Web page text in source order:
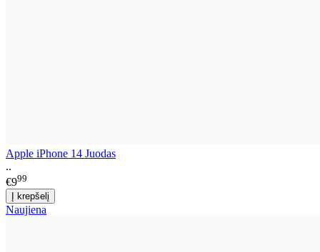
Apple iPhone 14 Juodas
..
€999
Naujiena